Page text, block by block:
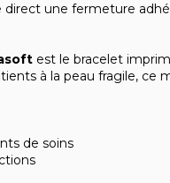
une fermeture
est le bracelet
à la peau fragile, ce
de soins